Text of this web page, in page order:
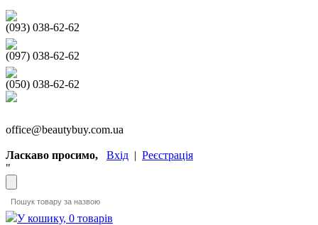
(093) 038-62-62
(097) 038-62-62
(050) 038-62-62
office@beautybuy.com.ua
Ласкаво просимо, Вхід | Реєстрація
"
У кошику, 0 товарів